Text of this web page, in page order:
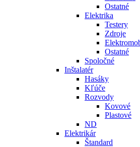
Ostatné
Elektrika
Testery
Zdroje
Ostatné
Spoločné
Inštalatér
Hasáky
Kľúče
Rozvody
Kovové
Plastové
ND
Elektrikár
Štandard